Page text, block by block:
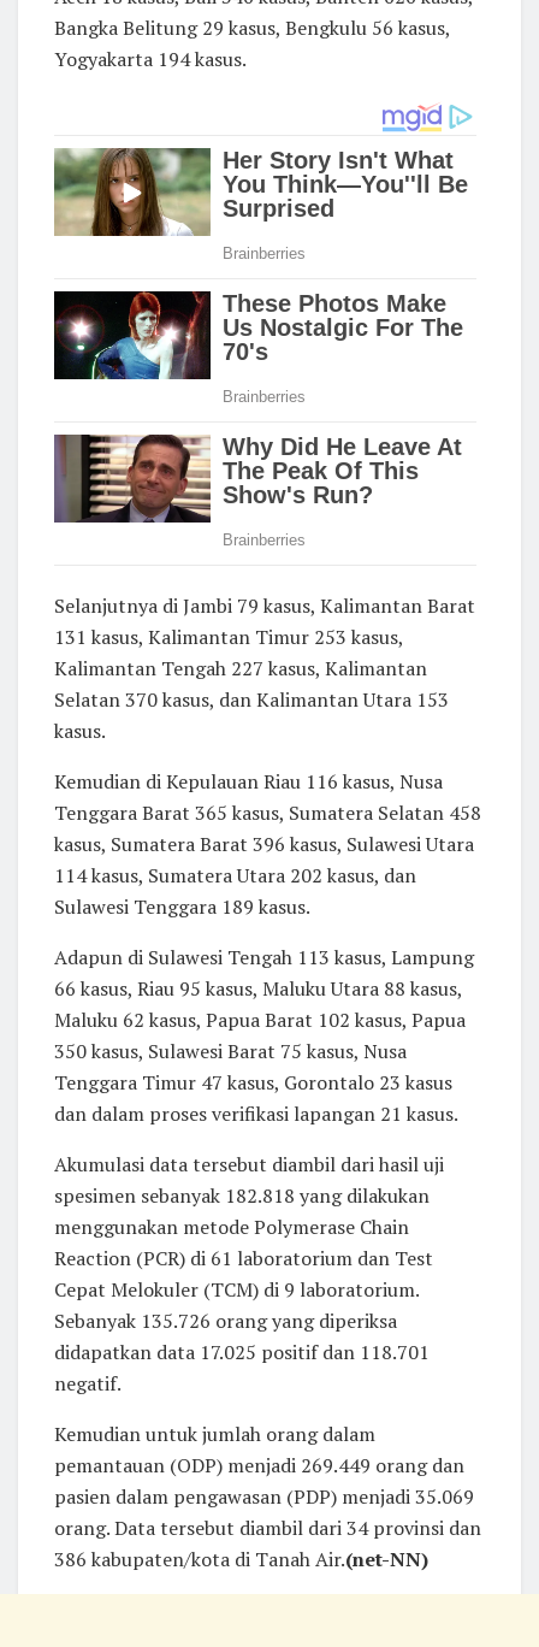
Bangka Belitung 29 kasus, Bengkulu 56 kasus,
Yogyakarta 194 kasus.
Selanjutnya di Jambi 79 kasus, Kalimantan Barat
131 kasus, Kalimantan Timur 253 kasus,
Kalimantan Tengah 227 kasus, Kalimantan
Selatan 370 kasus, dan Kalimantan Utara 153
kasus.
Kemudian di Kepulauan Riau 116 kasus, Nusa
Tenggara Barat 365 kasus, Sumatera Selatan 458
kasus, Sumatera Barat 396 kasus, Sulawesi Utara
114 kasus, Sumatera Utara 202 kasus, dan
Sulawesi Tenggara 189 kasus.
Adapun di Sulawesi Tengah 113 kasus, Lampung
66 kasus, Riau 95 kasus, Maluku Utara 88 kasus,
Maluku 62 kasus, Papua Barat 102 kasus, Papua
350 kasus, Sulawesi Barat 75 kasus, Nusa
Tenggara Timur 47 kasus, Gorontalo 23 kasus
dan dalam proses verifikasi lapangan 21 kasus.
Akumulasi data tersebut diambil dari hasil uji
spesimen sebanyak 182.818 yang dilakukan
menggunakan metode Polymerase Chain
Reaction (PCR) di 61 laboratorium dan Test
Cepat Melokuler (TCM) di 9 laboratorium.
Sebanyak 135.726 orang yang diperiksa
didapatkan data 17.025 positif dan 118.701
negatif.
Kemudian untuk jumlah orang dalam
pemantauan (ODP) menjadi 269.449 orang dan
pasien dalam pengawasan (PDP) menjadi 35.069
orang. Data tersebut diambil dari 34 provinsi dan
386 kabupaten/kota di Tanah Air.(net-NN)